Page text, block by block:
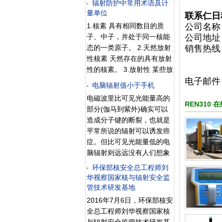
之为微微波，故它们的能量
更大，其量子能量比紫外线
量子大几百倍，一般说来在
食品辐照中大多使用γ射线，
它是由钴-60或铯-137辐射
源所放出的射线来杀虫灭
菌，进行食品加工，而不同
于医院内服碘-131来诊断甲
亢，不会在人身有任何残
留。三、食
的能量来测量的。而充气电
离室是测量最原始，也是最
标准的装置。 1. 充气电离室
它是由一个具有两个电极的
圆筒形的室，中心有一根金
属丝组成。在金属丝上加有
电压V为正电极，而圆筒壁
为负电极。把气体封进电离
室。当γ射线通过时，射线与
室壁和气体原子相互作用，
产生离子时对。阴极和阳极
之间的电场分别将正、负离
子引向
辐射防护中常用术语及计
量单位
1.核素 具有相同数目的质
子、中子，并处于同一核能
态的一类原子。 2.天然放射
性核素 天然存在的具有放射
性的核素。 3.放射性 某些放
射性的核素具有自发地放出
粒子，或γ射线，或在发生轨
道电子俘获之后放出X射
线，或发生自发裂变性质，
这种性质称为放射性。 4.放
射性活度（符号A） 在给定
时刻（dt），处于特定能态
的一定量的某种放射性核素
发生核跃迁数目的期望值
（dN）。 A= dN/ dt
电脑辐射值小于手机
电磁波里比可见光能量高的
部分(伽马到紫外)确实可以
造成分子键的断裂，也就是
平常所说的辐射可以诱发癌
症。但比可见光能量低的电
脑辐射则远远没有人们想象
的那么可怕，在这些频率范
围内辐射需要达到很高的强
度才能对人体造成伤害。中
国计量科学院曾经对电脑的
各个部件做过一次电磁辐射
大小的测试，结果电脑各部
环保部核安全总工程师刘
华视察国家核与辐射安全监
管技术研发基地
2016年7月6日，环保部核安
全总工程师刘华视察国家核
联系仁
公司名
公司地
销售热
电子邮
REN310